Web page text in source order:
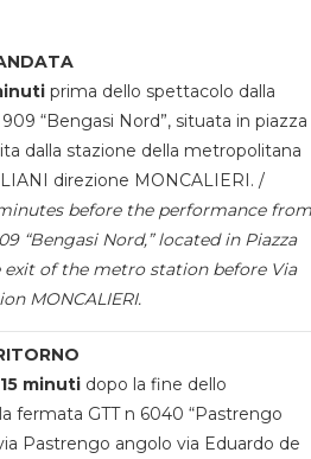
prima dello spettacolo dalla
“Bengasi Nord”, situata in piazza
dalla stazione della metropolitana
direzione MONCALIERI. /
before the performance from
“Bengasi Nord,” located in Piazza
exit of the metro station before Via
MONCALIERI.
15 minuti dopo la fine dello
fermata GTT n 6040 “Pastrengo
Pastrengo angolo via Eduardo de